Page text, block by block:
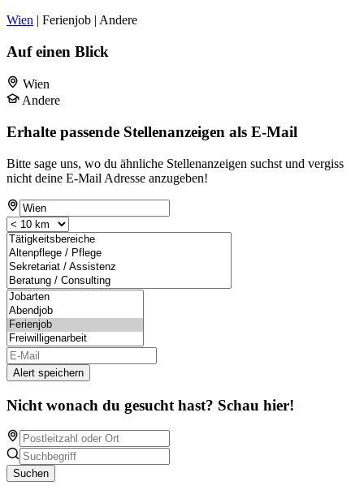
Wien | Ferienjob | Andere
Auf einen Blick
Wien
Andere
Erhalte passende Stellenanzeigen als E-Mail
Bitte sage uns, wo du ähnliche Stellenanzeigen suchst und vergiss
nicht deine E-Mail Adresse anzugeben!
Alert speichern
Nicht wonach du gesucht hast? Schau hier!
Suchen